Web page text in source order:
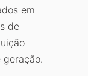
em
de